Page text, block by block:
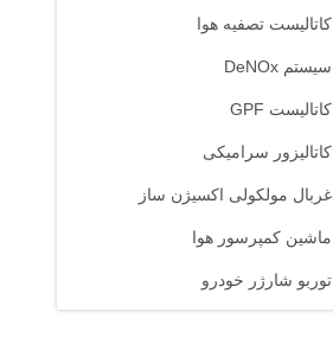
کاتالیست تصفیه هوا
سیستم DeNOx
کاتالیست GPF
کاتالیزور سرامیکی
غربال مولکولی اکسیژن ساز
ماشین کمپرسور هوا
توربو شارژر خودرو